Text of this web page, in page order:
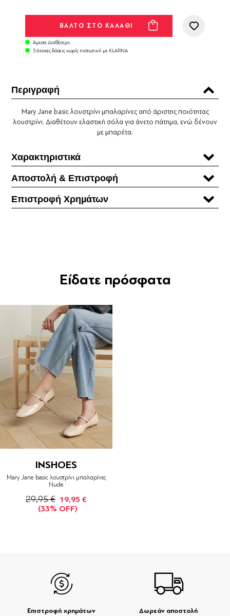
Άμεσα Διαθέσιμο
3 άτοκες δόσεις χωρίς πιστωτική με KLARNA
Περιγραφή
Mary Jane basic λουστρίνι μπαλαρίνες από άριστης ποιότητας
λουστρίνι. Διαθέτουν ελαστική σόλα για άνετο πάτημα, ενώ δένουν
με μπαρέτα.
Χαρακτηριστικά
Αποστολή & Επιστροφή
Επιστροφή Χρηµάτων
Είδατε πρόσφατα
INSHOES
Mary Jane basic λουστρίνι μπαλαρίνες
Nude
29,95 € 19,95 €
(33% OFF)
Δωρεάν αποστολή
Επιστροφή χρημάτων